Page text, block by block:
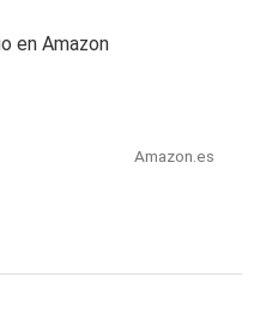
en Amazon
Amazon.es